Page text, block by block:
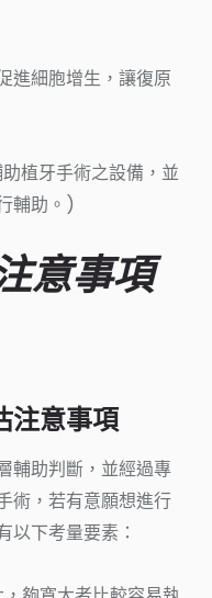
進細胞增生，讓復原
植牙手術之設備，並
輔助。)
意事項
注意事項
輔助判斷，並經過專
術，若有意願想進行
以下考量要素：